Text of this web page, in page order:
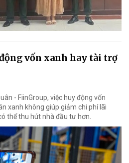
vốn xanh hay tài trợ
- FiinGroup, việc huy động vốn
xanh không giúp giảm chi phí lãi
thể thu hút nhà đầu tư hơn.